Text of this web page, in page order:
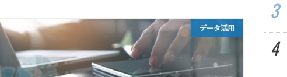
データ活用